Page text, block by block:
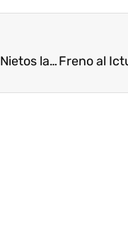
Únete al reto: La Cocina de los Nietos lanza su concurso de cocina sostenible